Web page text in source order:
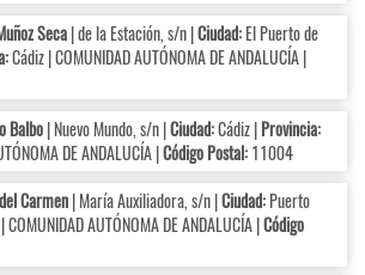
Seca| de la Estación, s/n |Ciudad:El Puerto de
Cádiz | COMUNIDAD AUTÓNOMA DE ANDALUCÍA |
Balbo| Nuevo Mundo, s/n |Ciudad:Cádiz |Provincia:
DE ANDALUCÍA |Código Postal:11004
Carmen| María Auxiliadora, s/n |Ciudad:Puerto
COMUNIDAD AUTÓNOMA DE ANDALUCÍA |Código